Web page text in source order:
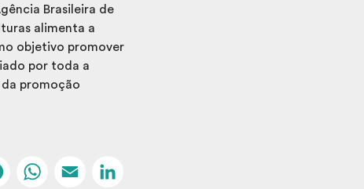
Brasileira de
alimenta a
objetivo promover
por toda a
promoção
Facebook
WhatsApp
Email